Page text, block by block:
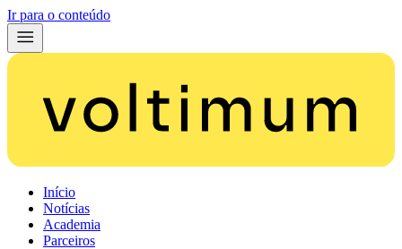
Ir para o conteúdo
Início
Notícias
Academia
Parceiros